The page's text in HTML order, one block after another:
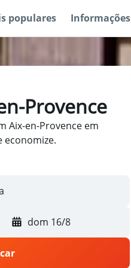
populares Informações
Provence
Aix-en-Provence em
economize.
dom 16/8